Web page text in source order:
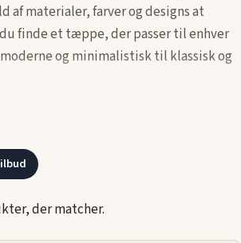
af materialer, farver og designs at
finde et tæppe, der passer til enhver
og minimalistisk til klassisk og
kun et æstetisk løft, men de tilbyder
kølige nætter og fungerer som et
din
til sommeren eller et tykkere tæppe
det, der opfylder både dine
der matcher.